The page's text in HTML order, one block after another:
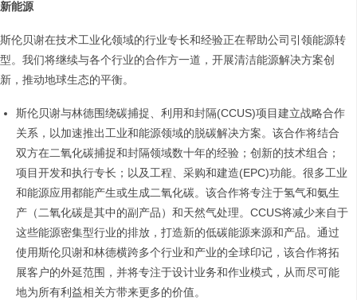
新能源
斯伦贝谢在技术工业化领域的行业专长和经验正在帮助公司引领能源转
型。我们将继续与各个行业的合作方一道，开展清洁能源解决方案创
新，推动地球生态的平衡。
斯伦贝谢与林德围绕碳捕捉、利用和封隔(CCUS)项目建立战略合作
关系，以加速推出工业和能源领域的脱碳解决方案。该合作将结合
双方在二氧化碳捕捉和封隔领域数十年的经验；创新的技术组合；
项目开发和执行专长；以及工程、采购和建造(EPC)功能。很多工业
和能源应用都能产生或生成二氧化碳。该合作将专注于氢气和氨生
产（二氧化碳是其中的副产品）和天然气处理。CCUS将减少来自于
这些能源密集型行业的排放，打造新的低碳能源来源和产品。通过
使用斯伦贝谢和林德横跨多个行业和产业的全球印记，该合作将拓
展客户的外延范围，并将专注于设计业务和作业模式，从而尽可能
地为所有利益相关方带来更多的价值。